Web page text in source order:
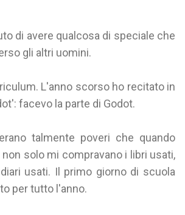
di avere qualcosa di speciale che
gli altri uomini.
L'anno scorso ho recitato in
facevo la parte di Godot.
talmente poveri che quando
non solo mi compravano i libri usati,
usati. Il primo giorno di scuola
per tutto l'anno.